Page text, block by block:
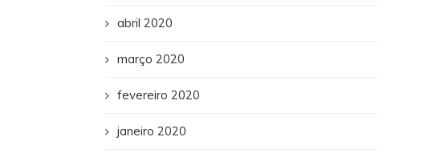
abril 2020
março 2020
fevereiro 2020
janeiro 2020